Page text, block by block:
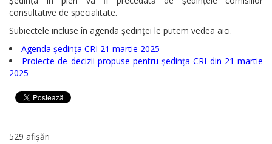
consultative de specialitate.
Subiectele incluse în agenda ședinței le putem vedea aici.
Agenda ședința CRI 21 martie 2025
Proiecte de decizii propuse pentru ședința CRI din 21 martie
2025
529 afișări